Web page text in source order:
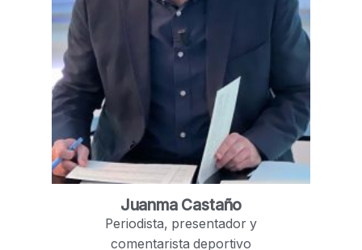
Juanma Castaño
Periodista, presentador y
comentarista deportivo